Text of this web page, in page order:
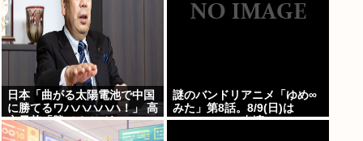
日本「曲がる太陽電池で中国
に勝てるワハハハハハ！」 高
市早苗「勝てる！ ガハハハハ
ハハ！」
謎のバンドリアニメ「ゆめ∞
みた」第8話。8/9(日)は
MyGO・RAS出演の